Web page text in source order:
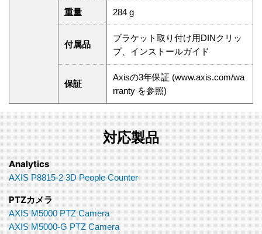
重量 284 g
付属品
ブラケット取り付け用DINクリッ
プ、インストールガイド
保証
Axisの3年保証 (www.axis.com/wa
rranty を参照)
対応製品
Analytics
AXIS P8815-2 3D People Counter
PTZカメラ
AXIS M5000 PTZ Camera
AXIS M5000-G PTZ Camera